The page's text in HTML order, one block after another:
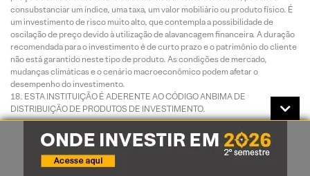
consubstanciar um índice, uma taxa, um valor mobiliário ou produto físico. É
um investimento de risco muito alto, que contempla a possibilidade de
oscilação de preço devido à utilização de alavancagem financeira. A duração
recomendada para o investimento é de curto prazo e o patrimônio do cliente
não está garantido neste tipo de produto. As condições de mercado,
mudanças climáticas e o cenário macroeconômico podem afetar o
desempenho do investimento.
ESTA INSTITUIÇÃO É ADERENTE AO CÓDIGO ANBIMA DE
DISTRIBUIÇÃO DE PRODUTOS DE INVESTIMENTO.